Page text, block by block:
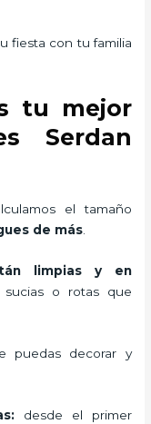
fiesta con tu familia
tu mejor
Serdan
el tamaño
de más.
limpias y en
o rotas que
puedas decorar y
desde el primer